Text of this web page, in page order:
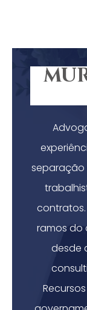
separação
ramos do
desde